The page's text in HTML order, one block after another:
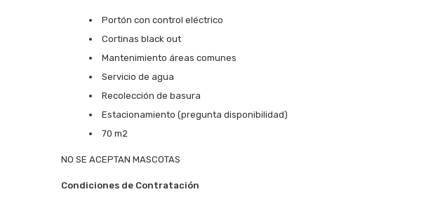
Portón con control eléctrico
Cortinas black out
Mantenimiento áreas comunes
Servicio de agua
Recolección de basura
Estacionamiento (pregunta disponibilidad)
70 m2
NO SE ACEPTAN MASCOTAS
Condiciones de Contratación